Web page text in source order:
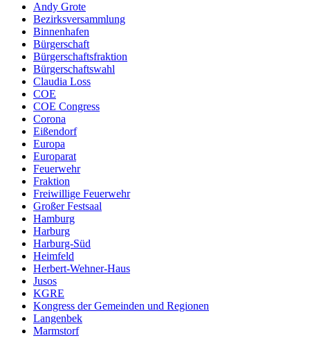
Andy Grote
Bezirksversammlung
Binnenhafen
Bürgerschaft
Bürgerschaftsfraktion
Bürgerschaftswahl
Claudia Loss
COE
COE Congress
Corona
Eißendorf
Europa
Europarat
Feuerwehr
Fraktion
Freiwillige Feuerwehr
Großer Festsaal
Hamburg
Harburg
Harburg-Süd
Heimfeld
Herbert-Wehner-Haus
Jusos
KGRE
Kongress der Gemeinden und Regionen
Langenbek
Marmstorf